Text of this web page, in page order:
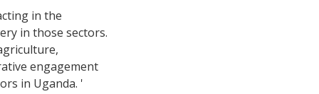
in the
in those sectors.
engagement
in Uganda. '